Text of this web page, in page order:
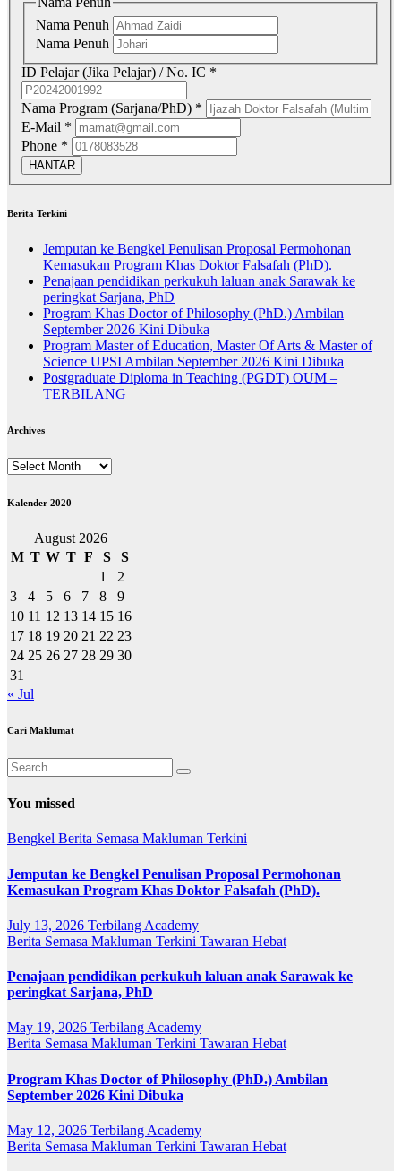
Nama Penuh
Nama Penuh
ID Pelajar (Jika Pelajar) / No. IC *
Nama Program (Sarjana/PhD) *
E-Mail *
Phone *
HANTAR
Berita Terkini
Jemputan ke Bengkel Penulisan Proposal Permohonan
Kemasukan Program Khas Doktor Falsafah (PhD).
Penajaan pendidikan perkukuh laluan anak Sarawak ke
peringkat Sarjana, PhD
Program Khas Doctor of Philosophy (PhD.) Ambilan
September 2026 Kini Dibuka
Program Master of Education, Master Of Arts & Master of
Science UPSI Ambilan September 2026 Kini Dibuka
Postgraduate Diploma in Teaching (PGDT) OUM –
TERBILANG
Archives
Archives
Kalender 2020
August 2026
M T W T F S
S
1
2
3
4 5 6 7 8
9
10 11 12 13 14 15 16
17 18 19 20 21 22 23
24 25 26 27 28 29 30
31
« Jul
Cari Maklumat
You missed
Bengkel Berita Semasa Makluman Terkini
Jemputan ke Bengkel Penulisan Proposal Permohonan
Kemasukan Program Khas Doktor Falsafah (PhD).
July 13, 2026 Terbilang Academy
Berita Semasa Makluman Terkini Tawaran Hebat
Penajaan pendidikan perkukuh laluan anak Sarawak ke
peringkat Sarjana, PhD
May 19, 2026 Terbilang Academy
Berita Semasa Makluman Terkini Tawaran Hebat
Program Khas Doctor of Philosophy (PhD.) Ambilan
September 2026 Kini Dibuka
May 12, 2026 Terbilang Academy
Berita Semasa Makluman Terkini Tawaran Hebat